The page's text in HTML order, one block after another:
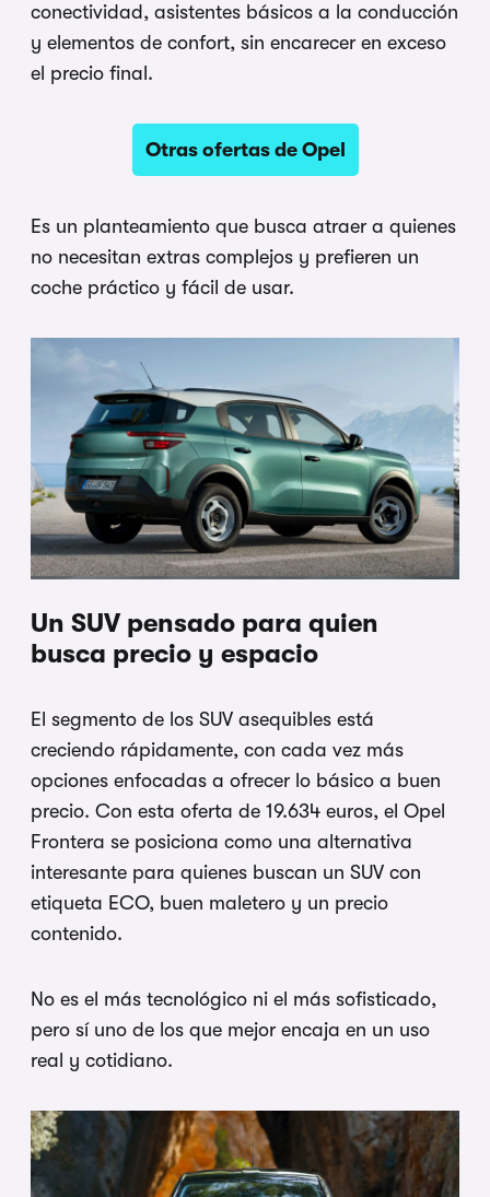
conectividad, asistentes básicos a la conducción
y elementos de confort, sin encarecer en exceso
el precio final.
Otras ofertas de Opel
Es un planteamiento que busca atraer a quienes
no necesitan extras complejos y prefieren un
coche práctico y fácil de usar.
Un SUV pensado para quien
busca precio y espacio
El segmento de los SUV asequibles está
creciendo rápidamente, con cada vez más
opciones enfocadas a ofrecer lo básico a buen
precio. Con esta oferta de 19.634 euros, el Opel
Frontera se posiciona como una alternativa
interesante para quienes buscan un SUV con
etiqueta ECO, buen maletero y un precio
contenido.
No es el más tecnológico ni el más sofisticado,
pero sí uno de los que mejor encaja en un uso
real y cotidiano.